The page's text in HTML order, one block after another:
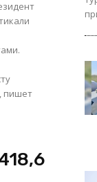
пишет